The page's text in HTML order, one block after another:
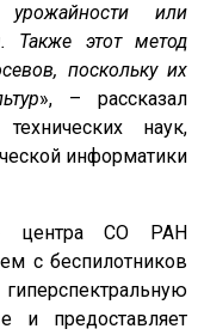
или
Также этот метод
поскольку их
», – рассказал
наук,
информатики
центра СО РАН
с беспилотников
и предоставляет